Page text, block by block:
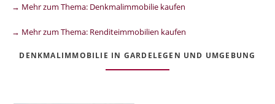
→ Mehr zum Thema: Denkmalimmobilie kaufen
→ Mehr zum Thema: Renditeimmobilien kaufen
DENKMALIMMOBILIE IN GARDELEGEN UND UMGEBUNG